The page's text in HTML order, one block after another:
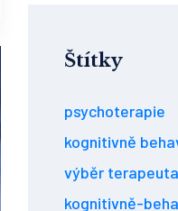
Štítky
psychoterapie
kognitivně
výběr terapeuta
kognitivně-